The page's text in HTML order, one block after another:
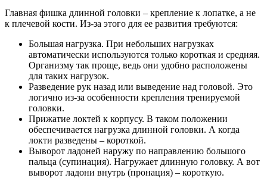
Главная фишка длинной головки – крепление к лопатке, а не
к плечевой кости. Из-за этого для ее развития требуются:
Большая нагрузка. При небольших нагрузках
автоматически используются только короткая и средняя.
Организму так проще, ведь они удобно расположены
для таких нагрузок.
Разведение рук назад или выведение над головой. Это
логично из-за особенности крепления тренируемой
головки.
Прижатие локтей к корпусу. В таком положении
обеспечивается нагрузка длинной головки. А когда
локти разведены – короткой.
Выворот ладоней наружу по направлению большого
пальца (супинация). Нагружает длинную головку. А вот
выворот ладони внутрь (пронация) – короткую.